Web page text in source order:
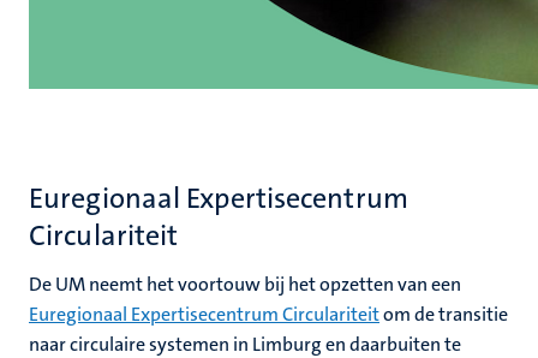
Euregionaal Expertisecentrum
Circulariteit
De UM neemt het voortouw bij het opzetten van een
Euregionaal Expertisecentrum Circulariteitom de transitie
naar circulaire systemen in Limburg en daarbuiten te